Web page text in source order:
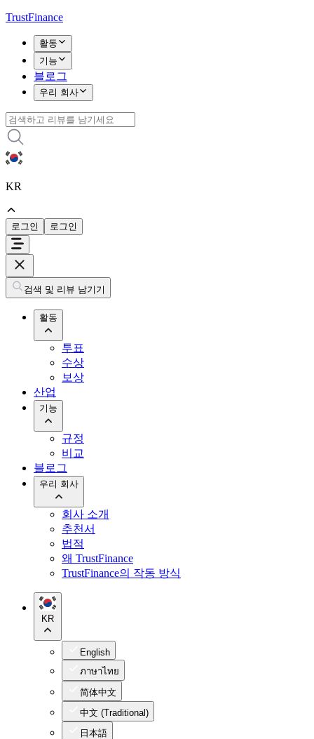
TrustFinance
활동
기능
블로그
우리 회사
KR
로그인 로그인
검색 및 리뷰 남기기
활동
투표
수상
보상
산업
기능
규정
비교
블로그
우리 회사
회사 소개
추천서
법적
왜 TrustFinance
TrustFinance의 작동 방식
KR
English
ภาษาไทย
简体中文
中文 (Traditional)
日本語